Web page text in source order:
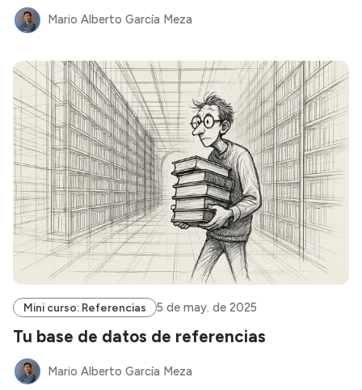
Mario Alberto García Meza
Mini curso: Referencias 5 de may. de 2025
Tu base de datos de referencias
Mario Alberto García Meza